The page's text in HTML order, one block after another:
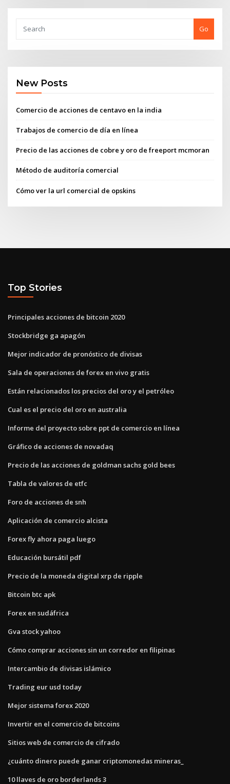
Go
New Posts
Comercio de acciones de centavo en la india
Trabajos de comercio de día en línea
Precio de las acciones de cobre y oro de freeport mcmoran
Método de auditoría comercial
Cómo ver la url comercial de opskins
Top Stories
Principales acciones de bitcoin 2020
Stockbridge ga apagón
Mejor indicador de pronóstico de divisas
Sala de operaciones de forex en vivo gratis
Están relacionados los precios del oro y el petróleo
Cual es el precio del oro en australia
Informe del proyecto sobre ppt de comercio en línea
Gráfico de acciones de novadaq
Precio de las acciones de goldman sachs gold bees
Tabla de valores de etfc
Foro de acciones de snh
Aplicación de comercio alcista
Forex fly ahora paga luego
Educación bursátil pdf
Precio de la moneda digital xrp de ripple
Bitcoin btc apk
Forex en sudáfrica
Gva stock yahoo
Cómo comprar acciones sin un corredor en filipinas
Intercambio de divisas islámico
Trading eur usd today
Mejor sistema forex 2020
Invertir en el comercio de bitcoins
Sitios web de comercio de cifrado
¿cuánto dinero puede ganar criptomonedas mineras_
10 llaves de oro borderlands 3